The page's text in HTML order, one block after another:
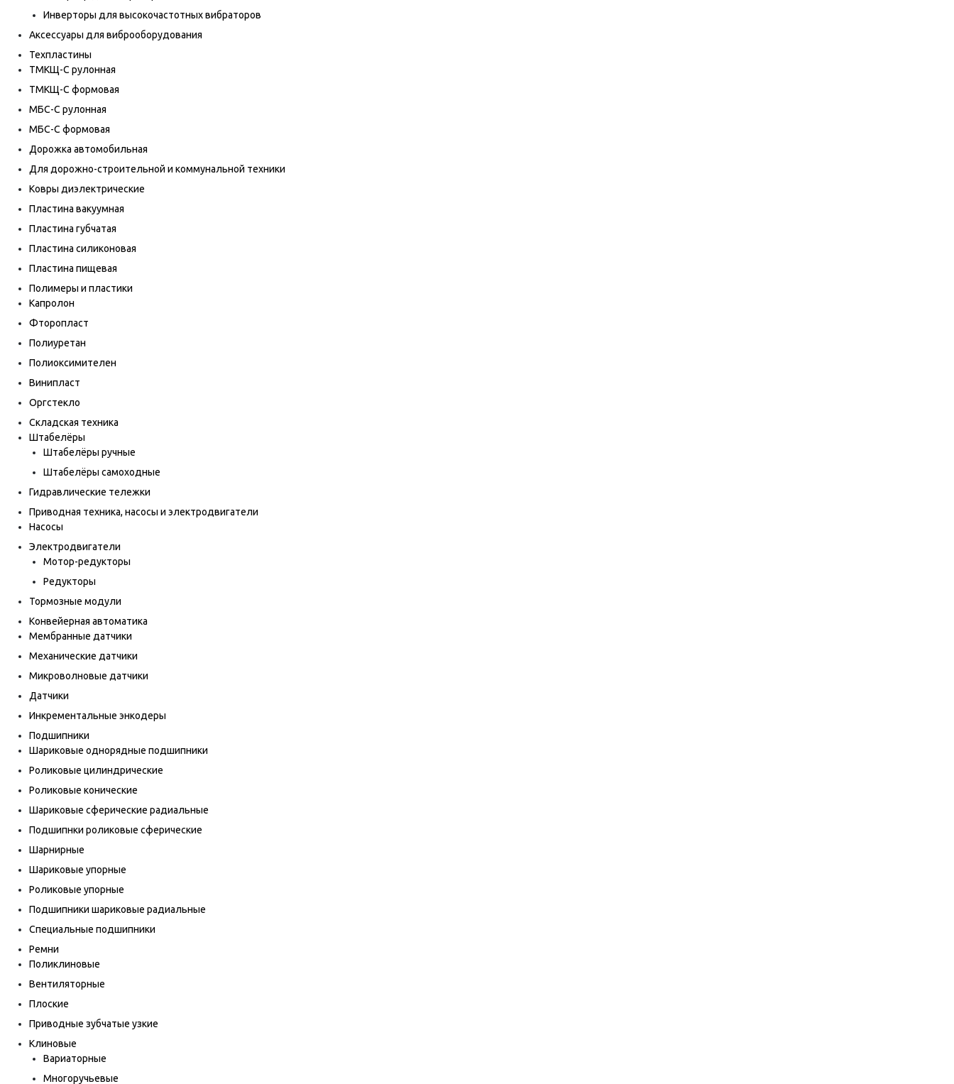
Инверторы для высокочастотных вибраторов
Аксессуары для виброоборудования
Техпластины
ТМКЩ-С рулонная
ТМКЩ-С формовая
МБС-С рулонная
МБС-С формовая
Дорожка автомобильная
Для дорожно-строительной и коммунальной техники
Ковры диэлектрические
Пластина вакуумная
Пластина губчатая
Пластина силиконовая
Пластина пищевая
Полимеры и пластики
Капролон
Фторопласт
Полиуретан
Полиоксимителен
Винипласт
Оргстекло
Складская техника
Штабелёры
Штабелёры ручные
Штабелёры самоходные
Гидравлические тележки
Приводная техника, насосы и электродвигатели
Насосы
Электродвигатели
Мотор-редукторы
Редукторы
Тормозные модули
Конвейерная автоматика
Мембранные датчики
Механические датчики
Микроволновые датчики
Датчики
Инкрементальные энкодеры
Подшипники
Шариковые однорядные подшипники
Роликовые цилиндрические
Роликовые конические
Шариковые сферические радиальные
Подшипнки роликовые сферические
Шарнирные
Шариковые упорные
Роликовые упорные
Подшипники шариковые радиальные
Специальные подшипники
Ремни
Поликлиновые
Вентиляторные
Плоские
Приводные зубчатые узкие
Клиновые
Вариаторные
Многоручьевые